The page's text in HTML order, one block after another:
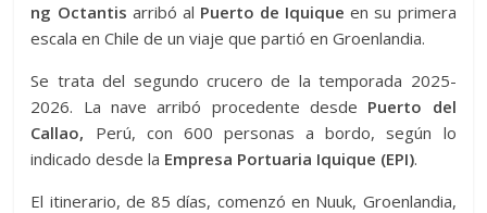
ng Octantis arribó al Puerto de Iquique en su primera
escala en Chile de un viaje que partió en Groenlandia.
Se trata del segundo crucero de la temporada 2025-
2026. La nave arribó procedente desde Puerto del
Callao, Perú, con 600 personas a bordo, según lo
indicado desde la Empresa Portuaria Iquique (EPI).
El itinerario, de 85 días, comenzó en Nuuk, Groenlandia,